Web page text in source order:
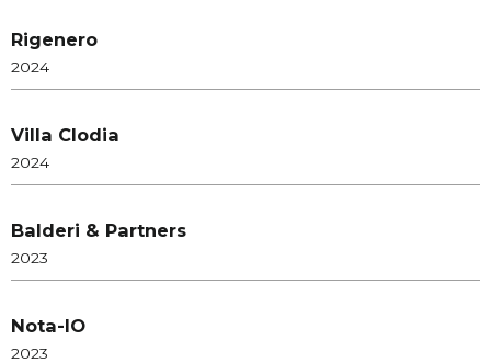
Rigenero
2024
Villa Clodia
2024
Balderi & Partners
2023
Nota-IO
2023